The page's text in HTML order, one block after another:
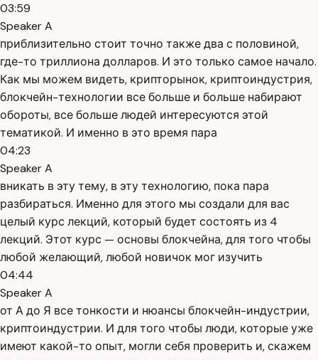
03:59
Speaker A
приблизительно стоит точно также два с половиной,
где-то триллиона долларов. И это только самое начало.
Как мы можем видеть, крипторынок, криптоиндустрия,
блокчейн-технологии все больше и больше набирают
обороты, все больше людей интересуются этой
тематикой. И именно в это время пара
04:23
Speaker A
вникать в эту тему, в эту технологию, пока пара
разбираться. Именно для этого мы создали для вас
целый курс лекций, который будет состоять из 4
лекций. Этот курс — основы блокчейна, для того чтобы
любой желающий, любой новичок мог изучить
04:44
Speaker A
от А до Я все тонкости и нюансы блокчейн-индустрии,
криптоиндустрии. И для того чтобы люди, которые уже
имеют какой-то опыт, могли себя проверить и, скажем